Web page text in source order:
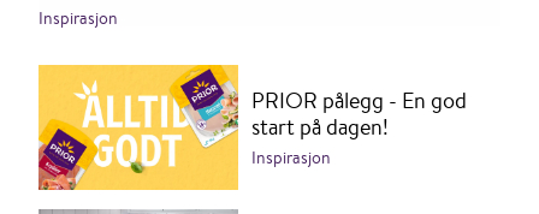
Inspirasjon
PRIOR pålegg - En god
start på dagen!
Inspirasjon